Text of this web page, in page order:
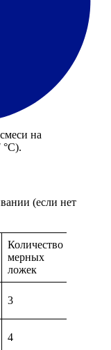
на
°С).
(если нет
Количество
мерных
ложек
3
4